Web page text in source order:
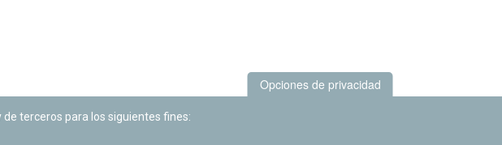
Opciones de privacidad
terceros para los siguientes fines: